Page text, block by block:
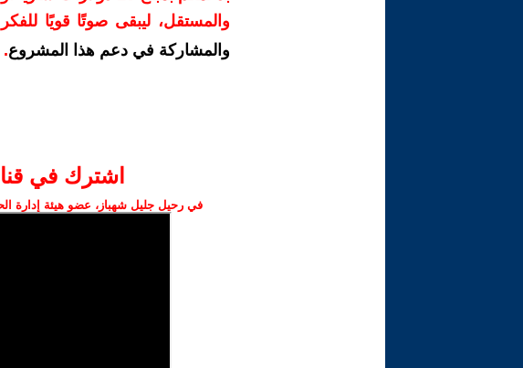
والمستقل، ليبقى صوتًا قويًا
والمشاركة في دعم هذا المشروع.
اشترك في
في رحيل جليل شهباز، عضو هيئة إدارة